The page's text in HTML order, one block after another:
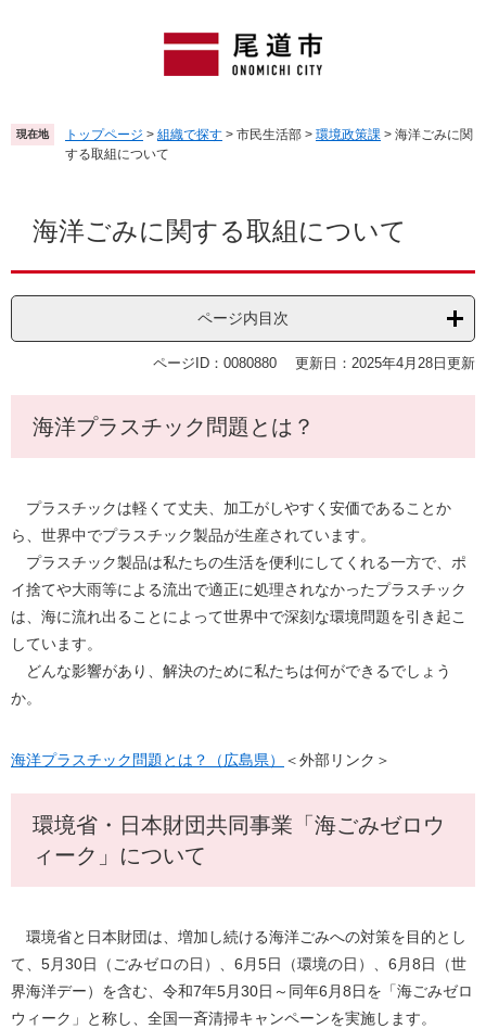
頭
で
飛
ば
現在地 トップページ > 組織で探す > 市民生活部 > 環境政策課 > 海洋ごみに関
する取組について
海洋ごみに関する取組について
ページ内目次
ページID：0080880 更新日：2025年4月28日更新
海洋プラスチック問題とは？
プラスチックは軽くて丈夫、加工がしやすく安価であることか
ら、世界中でプラスチック製品が生産されています。
プラスチック製品は私たちの生活を便利にしてくれる一方で、ポ
イ捨てや大雨等による流出で適正に処理されなかったプラスチック
は、海に流れ出ることによって世界中で深刻な環境問題を引き起こ
しています。
どんな影響があり、解決のために私たちは何ができるでしょう
か。
海洋プラスチック問題とは？（広島県） ＜外部リンク＞
環境省・日本財団共同事業「海ごみゼロウ
ィーク」について
環境省と日本財団は、増加し続ける海洋ごみへの対策を目的とし
て、5月30日（ごみゼロの日）、6月5日（環境の日）、6月8日（世
界海洋デー）を含む、令和7年5月30日～同年6月8日を「海ごみゼロ
ウィーク」と称し、全国一斉清掃キャンペーンを実施します。